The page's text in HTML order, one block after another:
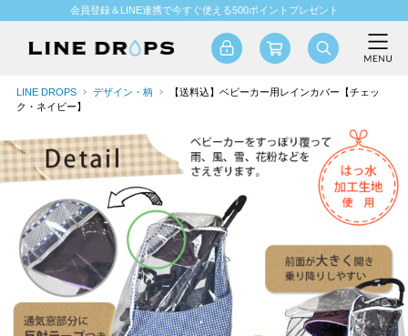
会員登録＆LINE連携で今すぐ使える500ポイントプレゼント
LINE DROPS デザイン・柄
【送料込】ベビーカー用レインカバー【チェッ
ク・ネイビー】